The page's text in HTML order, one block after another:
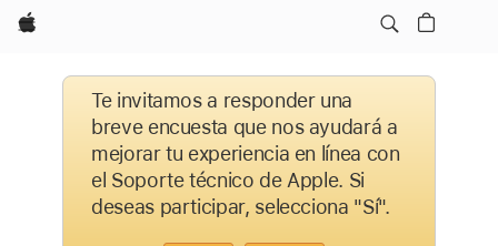
Apple
Te invitamos a responder una
breve encuesta que nos ayudará a
mejorar tu experiencia en línea con
el Soporte técnico de Apple. Si
deseas participar, selecciona "Sí".